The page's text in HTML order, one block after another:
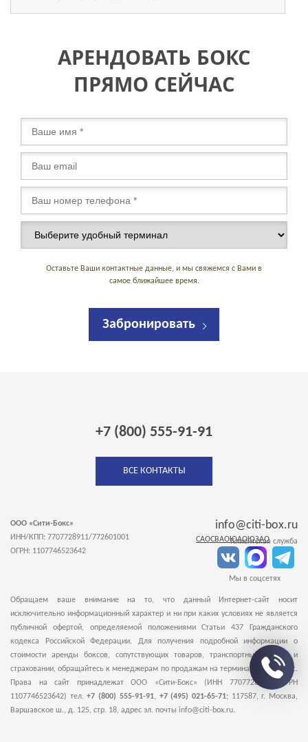
АРЕНДОВАТЬ БОКС
ПРЯМО СЕЙЧАС
Оставьте Ваши контактные данные, и мы свяжемся с Вами в
самое ближайшее время.
Забронировать
+7 (800) 555-91-91
ВСЕ КОНТАКТЫ
ООО «Сити-Бокс»
ИНН/КПП: 7707728911/772601001
ОГРН: 1107746523642
info@citi-box.ru
Клиентская служба
Мы в соцсетях
САОСВАОЮАОЮЗАО
Обращаем ваше внимание на то, что данный Интернет-сайт носит
исключительно информационный характер и ни при каких условиях не является
публичной офертой, определяемой положениями Статьи 437 Гражданского
кодекса Российской Федерации. Для получения подробной информации о
стоимости аренды боксов, сопутствующих товаров, транспортных услугах и
страховании, обращайтесь к менеджерам по продажам на терминалы Сити-Бокс.
Права на сайт принадлежат ООО «Сити-Бокс» (ИНН 7707728911, ОГРН
1107746523642) тел.+7 (800) 555-91-91, +7 (495) 021-65-71; 117587,г. Москва,
Варшавское ш., д. 125, стр. 18, адрес эл. почты info@citi-box.ru.